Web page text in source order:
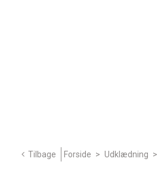
Tilbage Forside > Udklædning >